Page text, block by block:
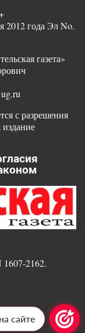
2012 года Эл No.
газета»
с разрешения
издание
1607-2162.
сайте